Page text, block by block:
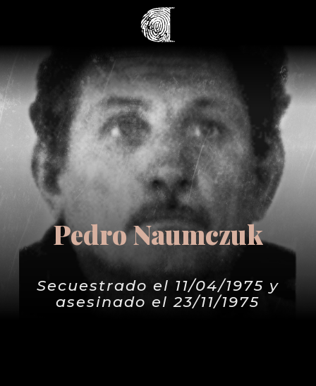
Pedro Naumczuk
Secuestrado el 11/04/1975 y
asesinado el 23/11/1975